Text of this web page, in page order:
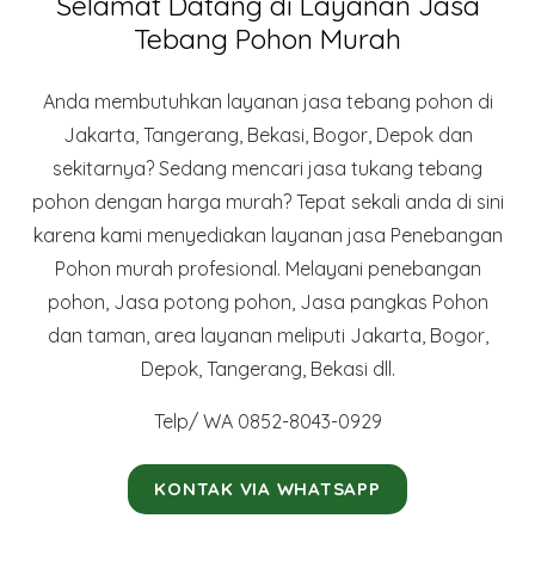
Tebang Pohon Murah
Anda membutuhkan layanan jasa tebang pohon di
Jakarta, Tangerang, Bekasi, Bogor, Depok dan
sekitarnya? Sedang mencari jasa tukang tebang
pohon dengan harga murah? Tepat sekali anda di sini
karena kami menyediakan layanan jasa Penebangan
Pohon murah profesional. Melayani penebangan
pohon, Jasa potong pohon, Jasa pangkas Pohon
dan taman, area layanan meliputi Jakarta, Bogor,
Depok, Tangerang, Bekasi dll.
Telp/ WA 0852-8043-0929
KONTAK VIA WHATSAPP